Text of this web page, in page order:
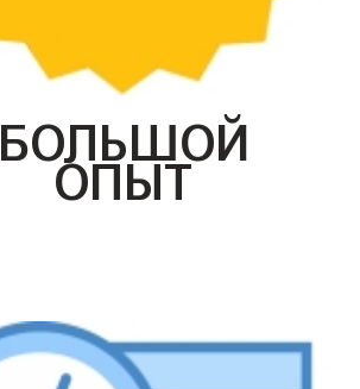
БОЛЬШОЙ
ОПЫТ